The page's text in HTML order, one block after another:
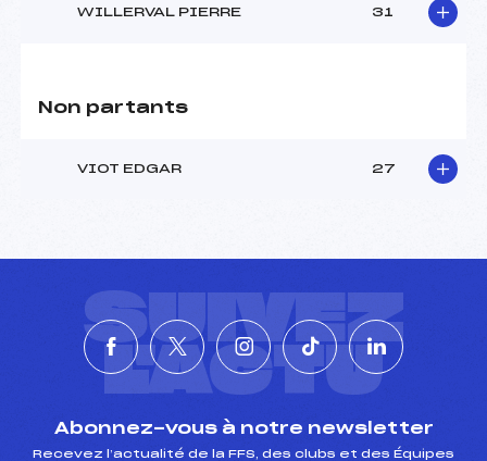
WILLERVAL PIERRE 31
Non partants
VIOT EDGAR 27
SUIVEZ
L'ACTU
Abonnez-vous à notre newsletter
Recevez l’actualité de la FFS, des clubs et des Équipes